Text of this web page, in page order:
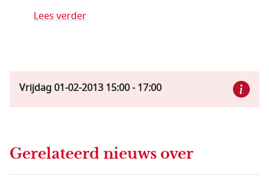
Lees verder
Vrijdag 01-02-2013 15:00-17:00
Gerelateerd nieuws over